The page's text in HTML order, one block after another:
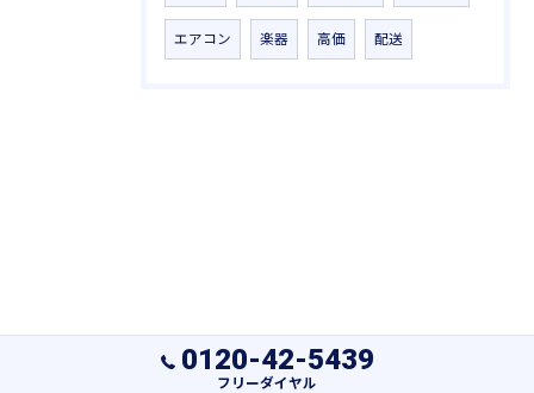
エアコン 楽器 高価 配送
0120-42-5439
フリーダイヤル